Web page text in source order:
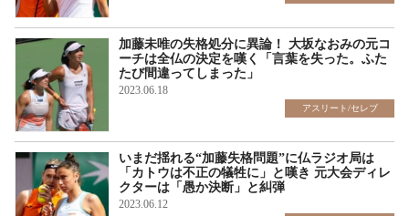
加藤未唯の失格処分に異論！ 大坂なおみの元コ
ーチは全仏の決定を嘆く「言葉を失った。ふた
たび間違ってしまった」
2023.06.18
アスリート/セレブ
いまだ揺れる“加藤失格問題”に仏ラジオ局は
「カトウは不正の犠牲に」と嘆き 元大会ディレ
クターは「愚か決断」と糾弾
2023.06.12